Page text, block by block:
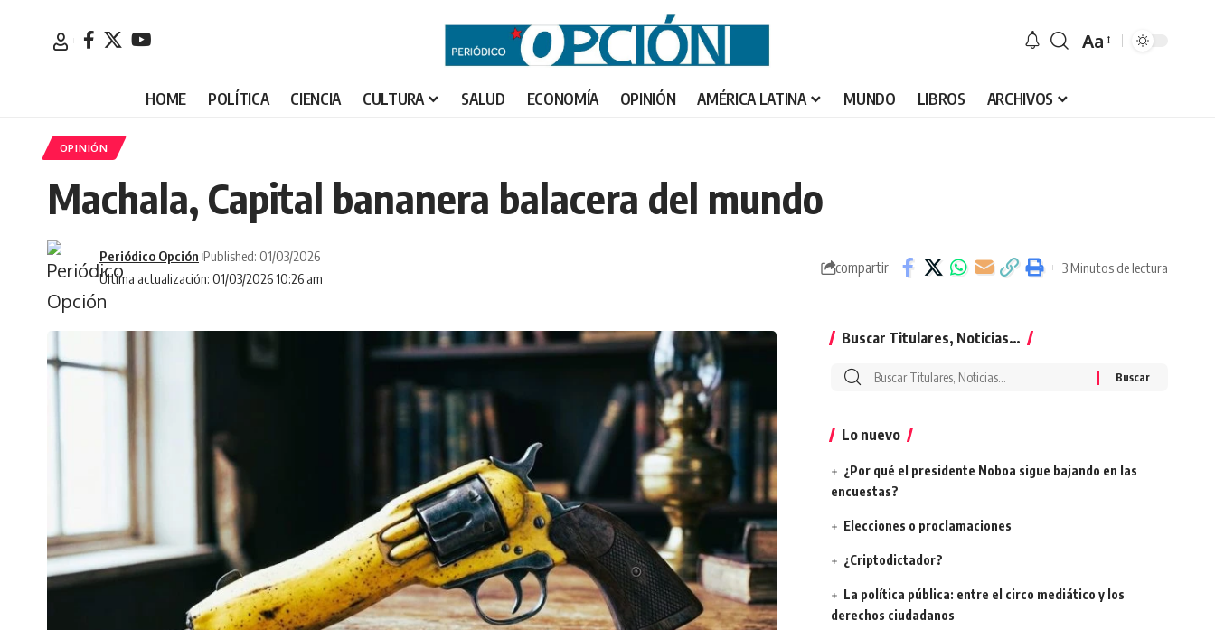
Font
Aa
HOME POLÍTICA CIENCIA CULTURA SALUD ECONOMÍA OPINIÓN AMÉRICA LATINA MUNDO LIBROS ARCHIVOS
OPINIÓN
Machala, Capital bananera balacera del mundo
Última actualización: 01/03/2026 10:26 am
Periódico Opción Published: 01/03/2026
compartir 3 Minutos de lectura
Buscar Titulares, Noticias…
Buscar
Lo nuevo
¿Por qué el presidente Noboa sigue bajando en las
encuestas?
Elecciones o proclamaciones
¿Criptodictador?
La política pública: entre el circo mediático y los
derechos ciudadanos